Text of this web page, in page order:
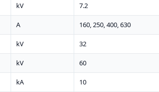
kV 7.2
A 160, 250, 400, 630
kV 32
kV 60
kA 10